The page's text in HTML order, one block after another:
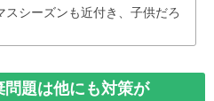
スシーズンも近付き、子供だろ
題は他にも対策が